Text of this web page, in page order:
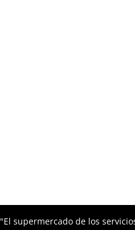
"El supermercado de los